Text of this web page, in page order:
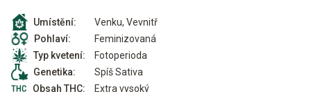
Umístění:
Venku, Vevnitř
Pohlaví:
Feminizovaná
Typ kvetení:
Fotoperioda
Genetika:
Spíš Sativa
Obsah THC:
Extra vysoký